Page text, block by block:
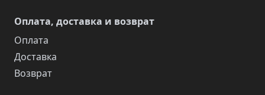
Оплата, доставка и возврат
Оплата
Доставка
Возврат